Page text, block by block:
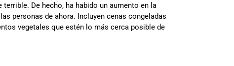
De hecho, ha habido un aumento en la
personas de ahora. Incluyen cenas congeladas
vegetales que estén lo más cerca posible de